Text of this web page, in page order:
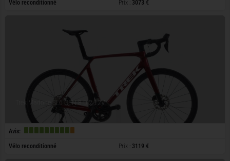
Vélo reconditionné Prix : 3073 €
Trek Madone SL6 GEN 8 Di2 12V
Avis:
Vélo reconditionné Prix : 3119 €